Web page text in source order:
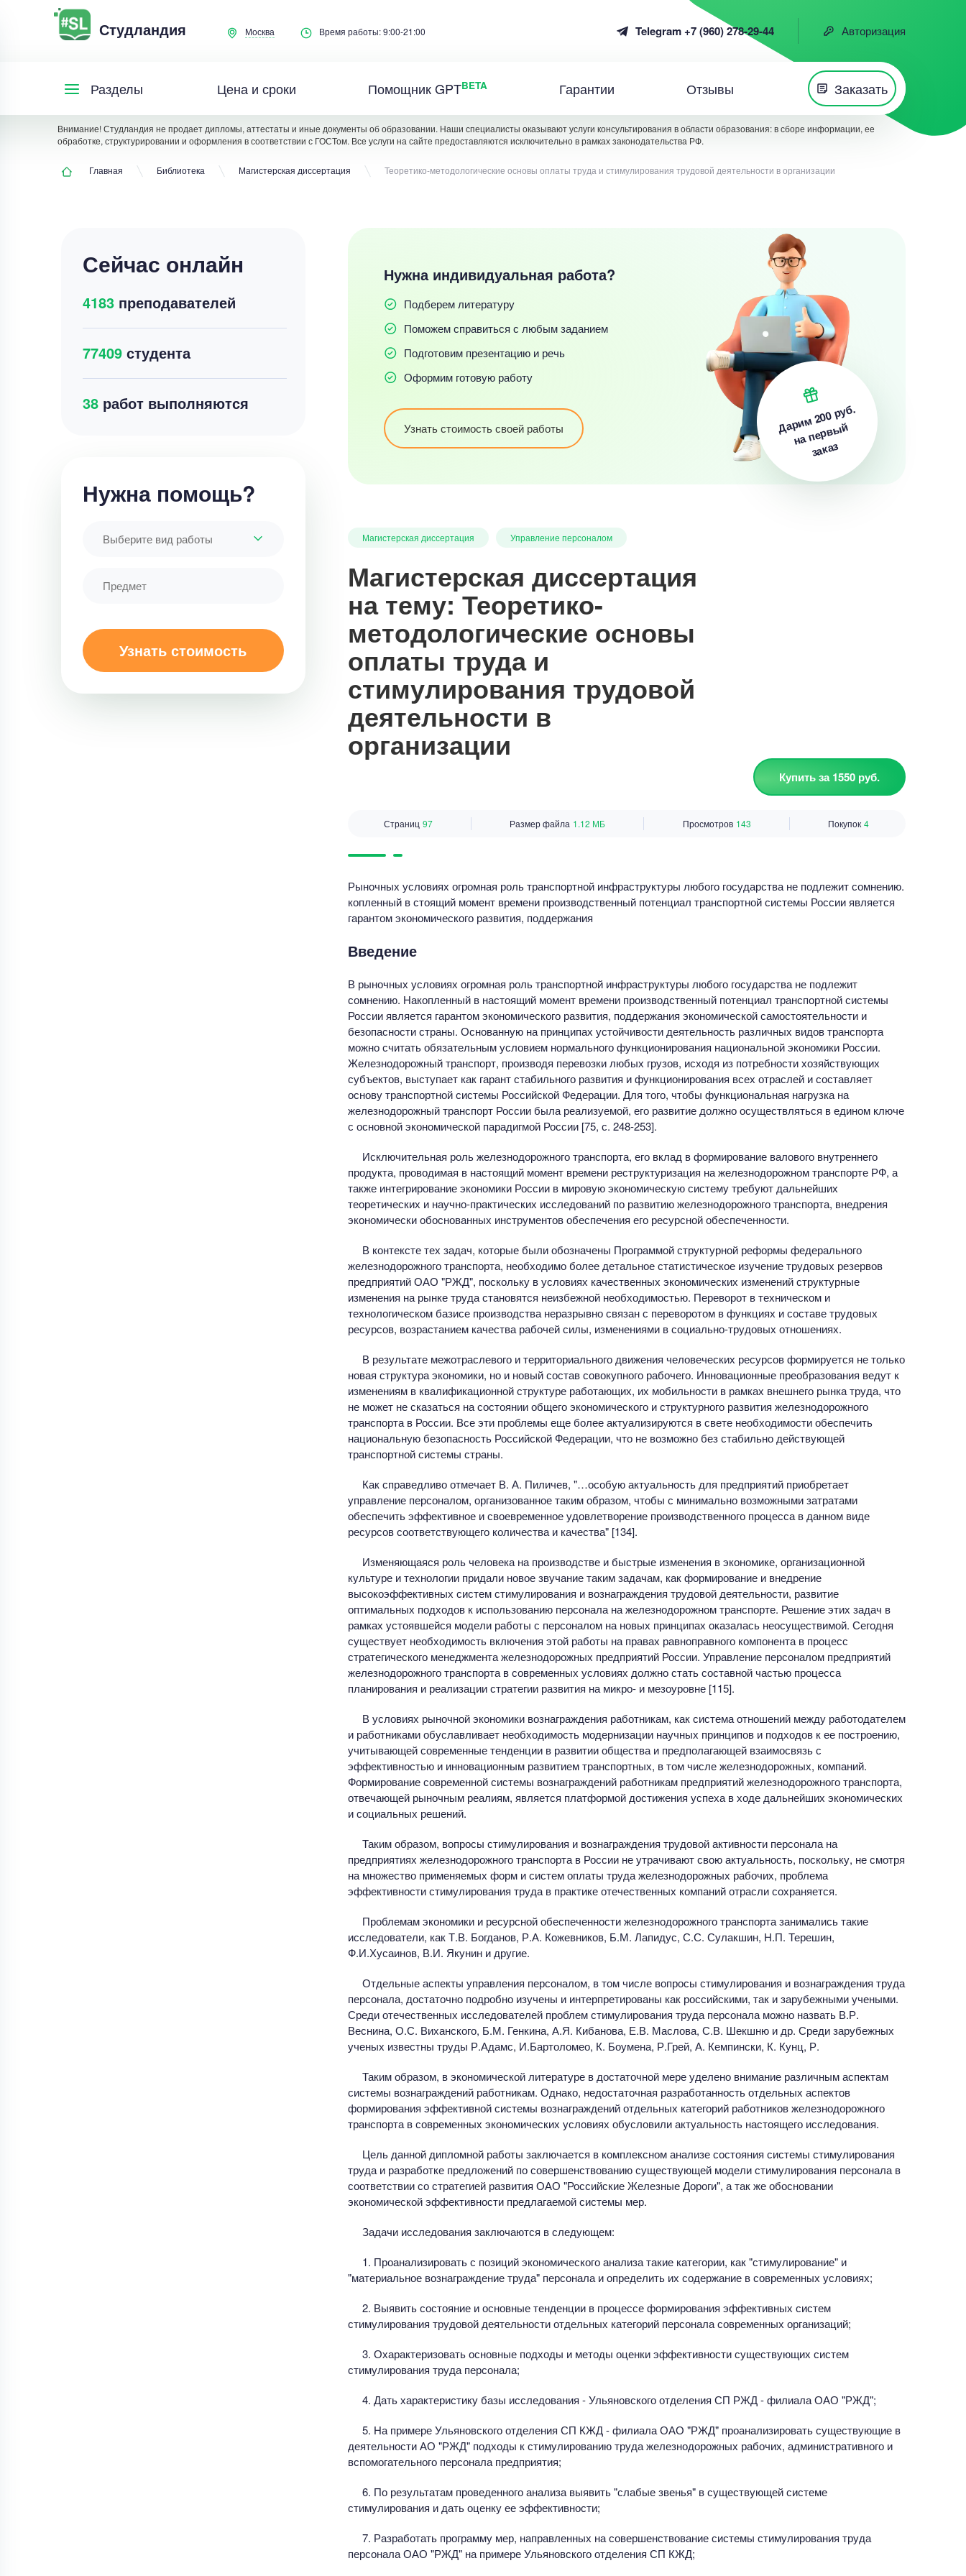
Студландия Москва Время работы: 9:00-21:00 Telegram +7 (960) 278-29-44 Авторизация
Разделы Цена и сроки Помощник GPTBETA Гарантии Отзывы Заказать
Внимание! Студландия не продает дипломы, аттестаты и иные документы об образовании. Наши специалисты оказывают услуги консультирования в области образования: в сборе информации, ее
обработке, структурировании и оформления в соответствии с ГОСТом. Все услуги на сайте предоставляются исключительно в рамках законодательства РФ.
Главная Библиотека Магистерская диссертация Теоретико-методологические основы оплаты труда и стимулирования трудовой деятельности в организации
Сейчас онлайн
4183преподавателей
77409студента
34работ выполняются
Нужна помощь?
Выберите вид работы
Узнать стоимость
Нужна индивидуальная работа?
Подберем литературу
Поможем справиться с любым заданием
Подготовим презентацию и речь
Оформим готовую работу
Узнать стоимость своей работы Дарим200 руб.
на первый
заказ
Магистерская диссертация Управление персоналом
Магистерская диссертация
на тему: Теоретико-
методологические основы
оплаты труда и
стимулирования трудовой
деятельности в
организации
Купить за 1550 руб.
Страниц 97 Размер файла 1.12 МБ Просмотров 143 Покупок 4
Рыночных условиях огромная роль транспортной инфраструктуры любого государства не подлежит сомнению.
копленный в стоящий момент времени производственный потенциал транспортной системы России является
гарантом экономического развития, поддержания
Введение
В рыночных условиях огромная роль транспортной инфраструктуры любого государства не подлежит
сомнению. Накопленный в настоящий момент времени производственный потенциал транспортной системы
России является гарантом экономического развития, поддержания экономической самостоятельности и
безопасности страны. Основанную на принципах устойчивости деятельность различных видов транспорта
можно считать обязательным условием нормального функционирования национальной экономики России.
Железнодорожный транспорт, производя перевозки любых грузов, исходя из потребности хозяйствующих
субъектов, выступает как гарант стабильного развития и функционирования всех отраслей и составляет
основу транспортной системы Российской Федерации. Для того, чтобы функциональная нагрузка на
железнодорожный транспорт России была реализуемой, его развитие должно осуществляться в едином ключе
с основной экономической парадигмой России [75, с. 248-253].
Исключительная роль железнодорожного транспорта, его вклад в формирование валового внутреннего
продукта, проводимая в настоящий момент времени реструктуризация на железнодорожном транспорте РФ, а
также интегрирование экономики России в мировую экономическую систему требуют дальнейших
теоретических и научно-практических исследований по развитию железнодорожного транспорта, внедрения
экономически обоснованных инструментов обеспечения его ресурсной обеспеченности.
В контексте тех задач, которые были обозначены Программой структурной реформы федерального
железнодорожного транспорта, необходимо более детальное статистическое изучение трудовых резервов
предприятий ОАО "РЖД", поскольку в условиях качественных экономических изменений структурные
изменения на рынке труда становятся неизбежной необходимостью. Переворот в техническом и
технологическом базисе производства неразрывно связан с переворотом в функциях и составе трудовых
ресурсов, возрастанием качества рабочей силы, изменениями в социально-трудовых отношениях.
В результате межотраслевого и территориального движения человеческих ресурсов формируется не только
новая структура экономики, но и новый состав совокупного рабочего. Инновационные преобразования ведут к
изменениям в квалификационной структуре работающих, их мобильности в рамках внешнего рынка труда, что
не может не сказаться на состоянии общего экономического и структурного развития железнодорожного
транспорта в России. Все эти проблемы еще более актуализируются в свете необходимости обеспечить
национальную безопасность Российской Федерации, что не возможно без стабильно действующей
транспортной системы страны.
Как справедливо отмечает В. А. Пиличев, "…особую актуальность для предприятий приобретает
управление персоналом, организованное таким образом, чтобы с минимально возможными затратами
обеспечить эффективное и своевременное удовлетворение производственного процесса в данном виде
ресурсов соответствующего количества и качества" [134].
Изменяющаяся роль человека на производстве и быстрые изменения в экономике, организационной
культуре и технологии придали новое звучание таким задачам, как формирование и внедрение
высокоэффективных систем стимулирования и вознаграждения трудовой деятельности, развитие
оптимальных подходов к использованию персонала на железнодорожном транспорте. Решение этих задач в
рамках устоявшейся модели работы с персоналом на новых принципах оказалась неосуществимой. Сегодня
существует необходимость включения этой работы на правах равноправного компонента в процесс
стратегического менеджмента железнодорожных предприятий России. Управление персоналом предприятий
железнодорожного транспорта в современных условиях должно стать составной частью процесса
планирования и реализации стратегии развития на микро- и мезоуровне [115].
В условиях рыночной экономики вознаграждения работникам, как система отношений между работодателем
и работниками обуславливает необходимость модернизации научных принципов и подходов к ее построению,
учитывающей современные тенденции в развитии общества и предполагающей взаимосвязь с
эффективностью и инновационным развитием транспортных, в том числе железнодорожных, компаний.
Формирование современной системы вознаграждений работникам предприятий железнодорожного транспорта,
отвечающей рыночным реалиям, является платформой достижения успеха в ходе дальнейших экономических
и социальных решений.
Таким образом, вопросы стимулирования и вознаграждения трудовой активности персонала на
предприятиях железнодорожного транспорта в России не утрачивают свою актуальность, поскольку, не смотря
на множество применяемых форм и систем оплаты труда железнодорожных рабочих, проблема
эффективности стимулирования труда в практике отечественных компаний отрасли сохраняется.
Проблемам экономики и ресурсной обеспеченности железнодорожного транспорта занимались такие
исследователи, как Т.В. Богданов, Р.А. Кожевников, Б.М. Лапидус, С.С. Сулакшин, Н.П. Терешин,
Ф.И.Хусаинов, В.И. Якунин и другие.
Отдельные аспекты управления персоналом, в том числе вопросы стимулирования и вознаграждения труда
персонала, достаточно подробно изучены и интерпретированы как российскими, так и зарубежными учеными.
Среди отечественных исследователей проблем стимулирования труда персонала можно назвать В.Р.
Веснина, О.С. Виханского, Б.М. Генкина, А.Я. Кибанова, Е.В. Маслова, С.В. Шекшню и др. Среди зарубежных
ученых известны труды Р.Адамс, И.Бартоломео, К. Боумена, Р.Грей, А. Кемпински, К. Кунц, Р.
Таким образом, в экономической литературе в достаточной мере уделено внимание различным аспектам
системы вознаграждений работникам. Однако, недостаточная разработанность отдельных аспектов
формирования эффективной системы вознаграждений отдельных категорий работников железнодорожного
транспорта в современных экономических условиях обусловили актуальность настоящего исследования.
Цель данной дипломной работы заключается в комплексном анализе состояния системы стимулирования
труда и разработке предложений по совершенствованию существующей модели стимулирования персонала в
соответствии со стратегией развития ОАО "Российские Железные Дороги", а так же обосновании
экономической эффективности предлагаемой системы мер.
Задачи исследования заключаются в следующем:
1. Проанализировать с позиций экономического анализа такие категории, как "стимулирование" и
"материальное вознаграждение труда" персонала и определить их содержание в современных условиях;
2. Выявить состояние и основные тенденции в процессе формирования эффективных систем
стимулирования трудовой деятельности отдельных категорий персонала современных организаций;
3. Охарактеризовать основные подходы и методы оценки эффективности существующих систем
стимулирования труда персонала;
4. Дать характеристику базы исследования - Ульяновского отделения СП РЖД - филиала ОАО "РЖД";
5. На примере Ульяновского отделения СП КЖД - филиала ОАО "РЖД" проанализировать существующие в
деятельности АО "РЖД" подходы к стимулированию труда железнодорожных рабочих, административного и
вспомогательного персонала предприятия;
6. По результатам проведенного анализа выявить "слабые звенья" в существующей системе
стимулирования и дать оценку ее эффективности;
7. Разработать программу мер, направленных на совершенствование системы стимулирования труда
персонала ОАО "РЖД" на примере Ульяновского отделения СП КЖД;